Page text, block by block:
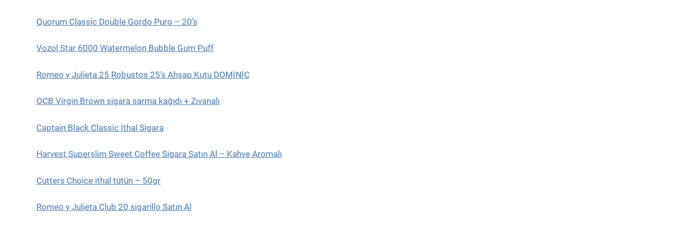
Quorum Classic Double Gordo Puro – 20’s
Vozol Star 6000 Watermelon Bubble Gum Puff
Romeo y Julieta 25 Robustos 25’s Ahşap Kutu DOMİNİC
OCB Virgin Brown sigara sarma kağıdı + Zıvanalı
Captain Black Classic İthal Sigara
Harvest Superslim Sweet Coffee Sigara Satın Al – Kahve Aromalı
Cutters Choice ithal tütün – 50gr
Romeo y Julieta Club 20 sigarillo Satın Al